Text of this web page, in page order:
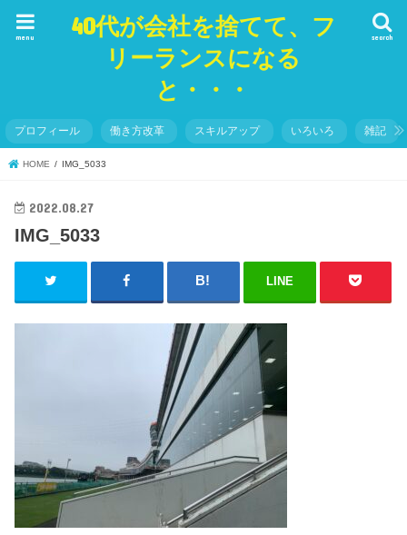
40代が会社を捨てて、フ
リーランスになる
と・・・
search
menu
プロフィール 働き方改革 スキルアップ いろいろ 雑記
HOME IMG_5033
2022.08.27
IMG_5033
LINE